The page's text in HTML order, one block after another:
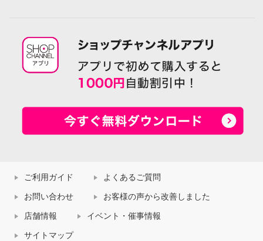
ご利用ガイド よくあるご質問
お問い合わせ お客様の声から改善しました
店舗情報 イベント・催事情報
サイトマップ